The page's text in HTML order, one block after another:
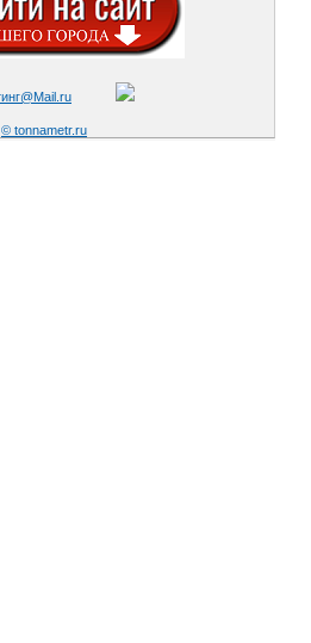
© tonnametr.ru